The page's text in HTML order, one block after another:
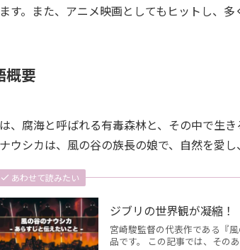
す。また、アニメ映画としてもヒットし、多
概要
、腐海と呼ばれる有毒森林と、その中で生
ウシカは、風の谷の族長の娘で、自然を愛
あわせて読みたい
ジブリの世界観が凝縮！
宮崎駿監督の代表作である『
品です。 この記事では、その